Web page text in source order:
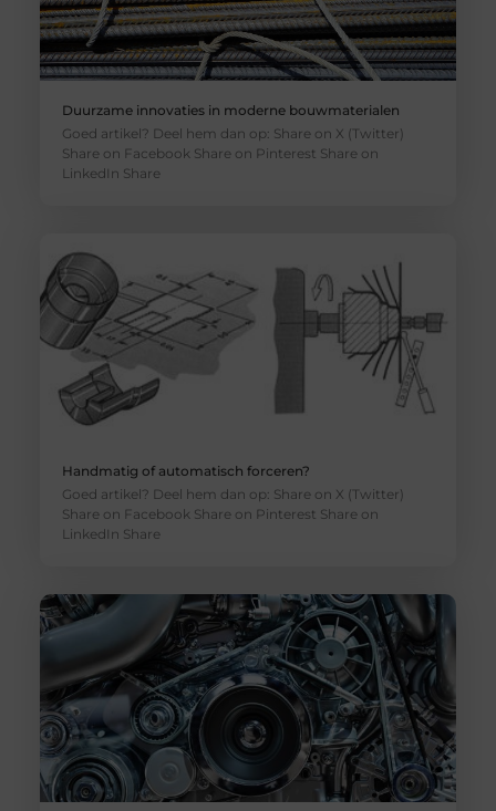
Duurzame innovaties in moderne bouwmaterialen
Goed artikel? Deel hem dan op: Share on X (Twitter)
Share on Facebook Share on Pinterest Share on
LinkedIn Share
Handmatig of automatisch forceren?
Goed artikel? Deel hem dan op: Share on X (Twitter)
Share on Facebook Share on Pinterest Share on
LinkedIn Share